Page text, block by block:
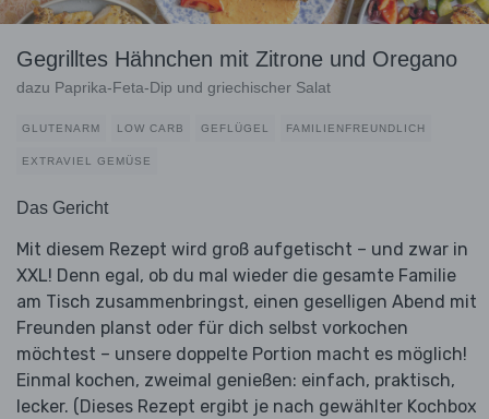
Gegrilltes Hähnchen mit Zitrone und Oregano
dazu Paprika-Feta-Dip und griechischer Salat
GLUTENARM LOW CARB GEFLÜGEL FAMILIENFREUNDLICH
EXTRAVIEL GEMÜSE
Das Gericht
Mit diesem Rezept wird groß aufgetischt – und zwar in
XXL! Denn egal, ob du mal wieder die gesamte Familie
am Tisch zusammenbringst, einen geselligen Abend mit
Freunden planst oder für dich selbst vorkochen
möchtest – unsere doppelte Portion macht es möglich!
Einmal kochen, zweimal genießen: einfach, praktisch,
lecker. (Dieses Rezept ergibt je nach gewählter Kochbox